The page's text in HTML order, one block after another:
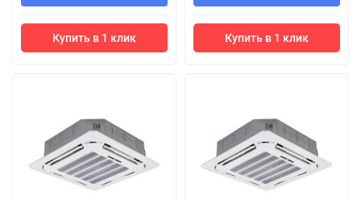
Купить в 1 клик Купить в 1 клик